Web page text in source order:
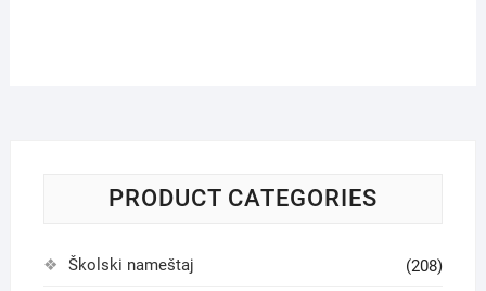
PRODUCT CATEGORIES
Školski nameštaj (208)